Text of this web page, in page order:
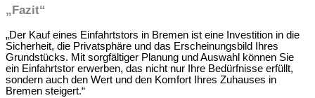
„Fazit“
„Der Kauf eines Einfahrtstors in Bremen ist eine Investition in die
Sicherheit, die Privatsphäre und das Erscheinungsbild Ihres
Grundstücks. Mit sorgfältiger Planung und Auswahl können Sie
ein Einfahrtstor erwerben, das nicht nur Ihre Bedürfnisse erfüllt,
sondern auch den Wert und den Komfort Ihres Zuhauses in
Bremen steigert.“